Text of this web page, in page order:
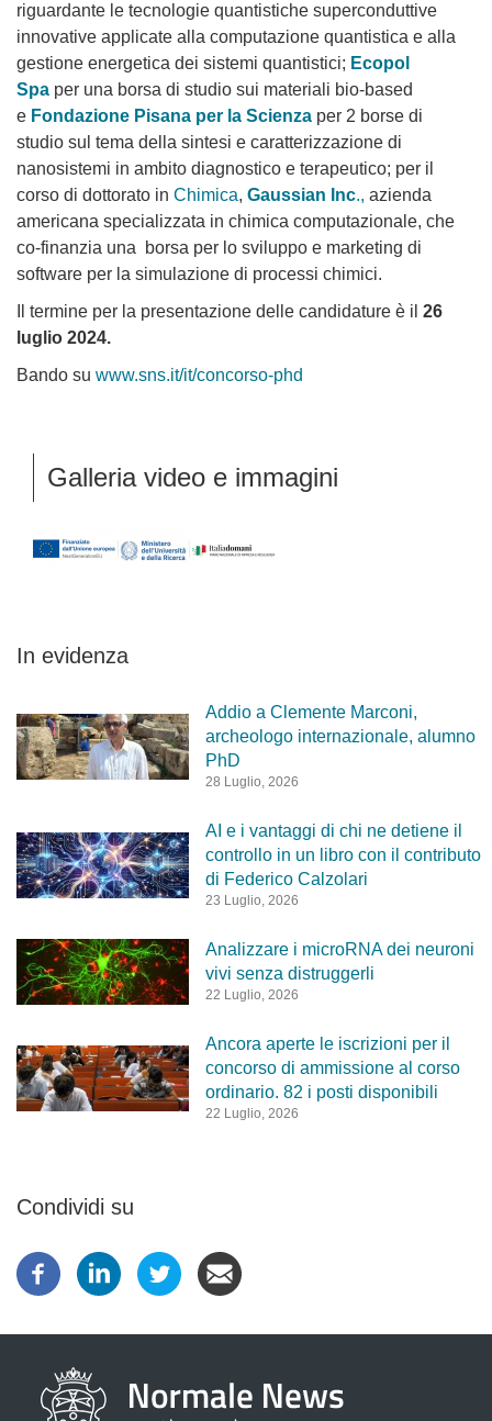
riguardante le tecnologie quantistiche superconduttive
innovative applicate alla computazione quantistica e alla
gestione energetica dei sistemi quantistici; Ecopol
Spa per una borsa di studio sui materiali bio-based
e Fondazione Pisana per la Scienza per 2 borse di
studio sul tema della sintesi e caratterizzazione di
nanosistemi in ambito diagnostico e terapeutico; per il
corso di dottorato in Chimica, Gaussian Inc., azienda
americana specializzata in chimica computazionale, che
co-finanzia una borsa per lo sviluppo e marketing di
software per la simulazione di processi chimici.
Il termine per la presentazione delle candidature è il 26
luglio 2024.
Bando su www.sns.it/it/concorso-phd
Galleria video e immagini
In evidenza
Addio a Clemente Marconi,
archeologo internazionale, alumno
PhD
28 Luglio, 2026
AI e i vantaggi di chi ne detiene il
controllo in un libro con il contributo
di Federico Calzolari
23 Luglio, 2026
Analizzare i microRNA dei neuroni
vivi senza distruggerli
22 Luglio, 2026
Ancora aperte le iscrizioni per il
concorso di ammissione al corso
ordinario. 82 i posti disponibili
22 Luglio, 2026
Condividi su